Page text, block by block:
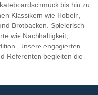
bis hin zu
Klassikern wie Hobeln,
Brotbacken. Spielerisch
wie Nachhaltigkeit,
Unsere engagierten
Referenten begleiten die